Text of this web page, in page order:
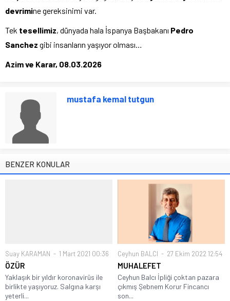
devrimine gereksinimi var.
Tek tesellimiz, dünyada hala İspanya Başbakanı Pedro
Sanchez gibi insanların yaşıyor olması…
Azim ve Karar, 08.03.2026
mustafa kemal tutgun
BENZER KONULAR
Suay KARAMAN 1 Mart 2021 00:36
ÖZÜR
Yaklaşık bir yıldır koronavirüs ile
birlikte yaşıyoruz. Salgına karşı
yeterli...
Ceyhun BALCI 27 Ekim 2022 12:54
MUHALEFET
Ceyhun Balcı İpliği çoktan pazara
çıkmış Şebnem Korur Fincancı
son...